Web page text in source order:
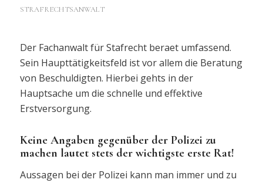
STRAFRECHTSANWALT
Der Fachanwalt für Stafrecht beraet umfassend.
Sein Haupttätigkeitsfeld ist vor allem die Beratung
von Beschuldigten. Hierbei gehts in der
Hauptsache um die schnelle und effektive
Erstversorgung.
Keine Angaben gegenüber der Polizei zu
machen lautet stets der wichtigste erste Rat!
Aussagen bei der Polizei kann man immer und zu